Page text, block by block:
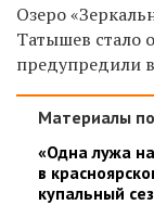
Озеро
Татышев стало
предупредили
Материалы
«Одна лужа
в
купальный